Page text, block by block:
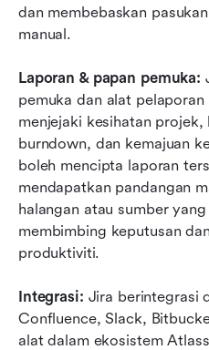
dan membebaskan
manual.
Laporan & papan pemuka:
pemuka dan alat
menjejaki kesihatan
burndown, dan kemajuan
boleh mencipta laporan
mendapatkan pandangan
halangan atau sumber
membimbing keputusan
produktiviti.
Integrasi: Jira berintegrasi
Confluence, Slack,
alat dalam ekosistem